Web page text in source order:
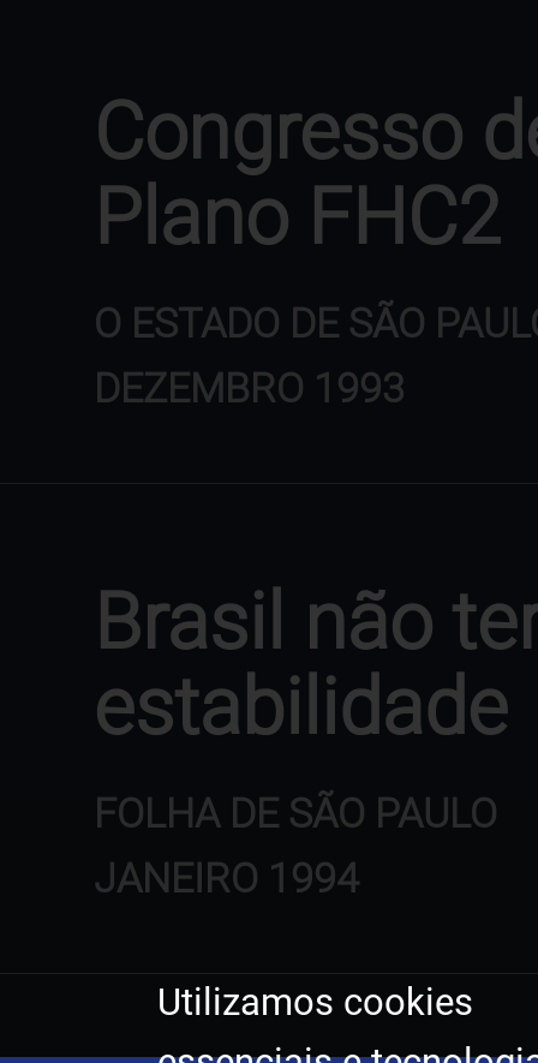
Congresso
Plano FHC2
O ESTADO DE SÃO
DEZEMBRO 1993
Brasil não
estabilidade
FOLHA DE SÃO PAULO
JANEIRO 1994
Utilizamos cookies